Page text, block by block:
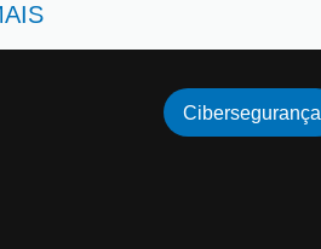
Cibersegurança